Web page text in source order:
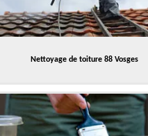
Nettoyage de toiture 88 Vosges